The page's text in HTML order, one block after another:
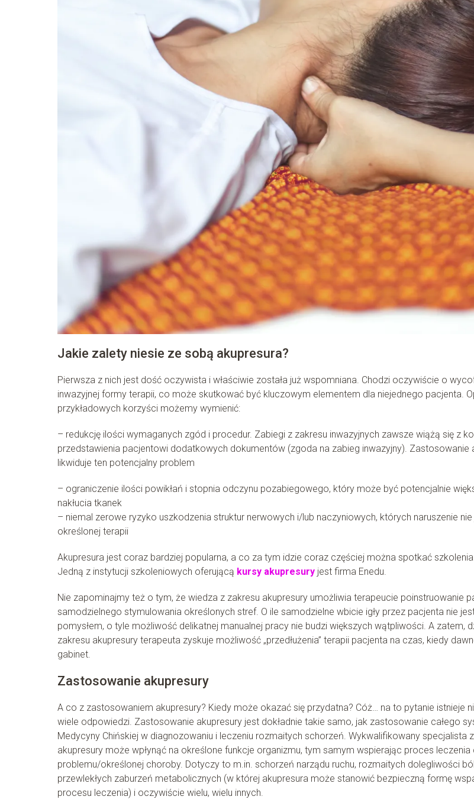
Jakie zalety niesie ze sobą akupresura?
Pierwsza z nich jest dość oczywista i właściwie została już wspomniana. Chodzi oczywiście o
inwazyjnej formy terapii, co może skutkować być kluczowym elementem dla niejednego pacjenta.
przykładowych korzyści możemy wymienić:
– redukcję ilości wymaganych zgód i procedur. Zabiegi z zakresu inwazyjnych zawsze wiążą się z
przedstawienia pacjentowi dodatkowych dokumentów (zgoda na zabieg inwazyjny). Zastosowanie
likwiduje ten potencjalny problem
– ograniczenie ilości powikłań i stopnia odczynu pozabiegowego, który może być potencjalnie
nakłucia tkanek
– niemal zerowe ryzyko uszkodzenia struktur nerwowych i/lub naczyniowych, których naruszenie
określonej terapii
Akupresura jest coraz bardziej popularna, a co za tym idzie coraz częściej można spotkać
Jedną z instytucji szkoleniowych oferującą kursy akupresury jest firma Enedu.
Nie zapominajmy też o tym, że wiedza z zakresu akupresury umożliwia terapeucie poinstruowanie
samodzielnego stymulowania określonych stref. O ile samodzielne wbicie igły przez pacjenta nie
pomysłem, o tyle możliwość delikatnej manualnej pracy nie budzi większych wątpliwości. A zatem,
zakresu akupresury terapeuta zyskuje możliwość „przedłużenia” terapii pacjenta na czas, kiedy
gabinet.
Zastosowanie akupresury
A co z zastosowaniem akupresury? Kiedy może okazać się przydatna? Cóż… na to pytanie istnieje
wiele odpowiedzi. Zastosowanie akupresury jest dokładnie takie samo, jak zastosowanie całego
Medycyny Chińskiej w diagnozowaniu i leczeniu rozmaitych schorzeń. Wykwalifikowany specjalista
akupresury może wpłynąć na określone funkcje organizmu, tym samym wspierając proces
problemu/określonej choroby. Dotyczy to m.in. schorzeń narządu ruchu, rozmaitych dolegliwości
przewlekłych zaburzeń metabolicznych (w której akupresura może stanowić bezpieczną formę
procesu leczenia) i oczywiście wielu, wielu innych.